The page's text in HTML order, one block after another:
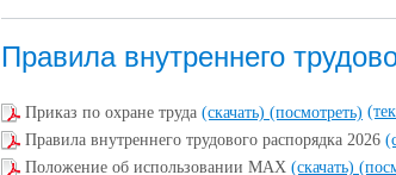
Правила внутреннего
Приказ по охране труда (скачать) (посмотреть)
Правила внутреннего трудового распорядка 2026
Положение об использовании МАХ (скачать)